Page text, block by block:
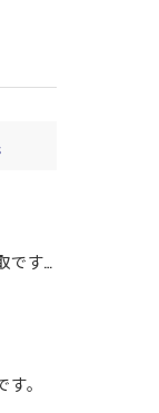
青森観光通店の買取です。
。